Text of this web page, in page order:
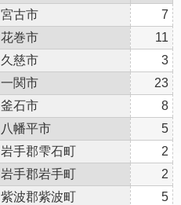
宮古市
7
花巻市
11
久慈市
3
一関市
23
釜石市
8
八幡平市
5
岩手郡雫石町
2
岩手郡岩手町
2
紫波郡紫波町
5